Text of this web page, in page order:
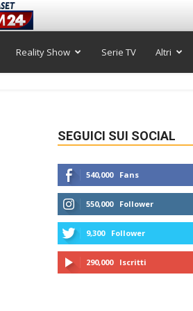
Reality Show Serie TV Altri
SEGUICI SUI SOCIAL
540,000 Fans
550,000 Follower
9,300 Follower
290,000 Iscritti